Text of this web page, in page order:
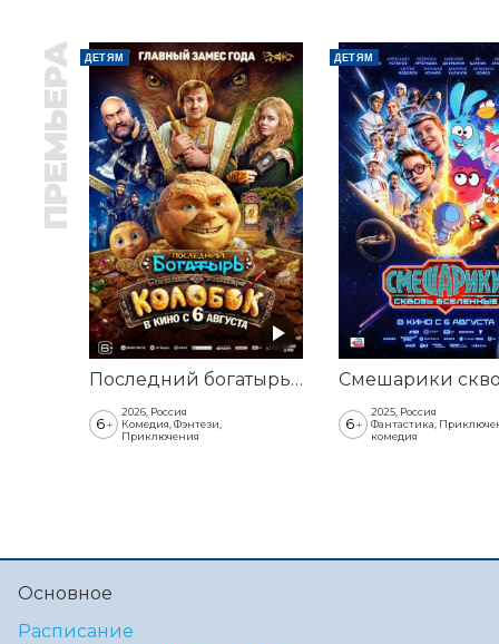
ПРЕМЬЕРА ДЕТЯМ
Последний богатырь. Колобок
6+
2026, Россия
Комедия, Фэнтези,
Приключения
ДЕТЯМ
6+
2025, Россия
Фантастика,
комедия
Основное
Расписание